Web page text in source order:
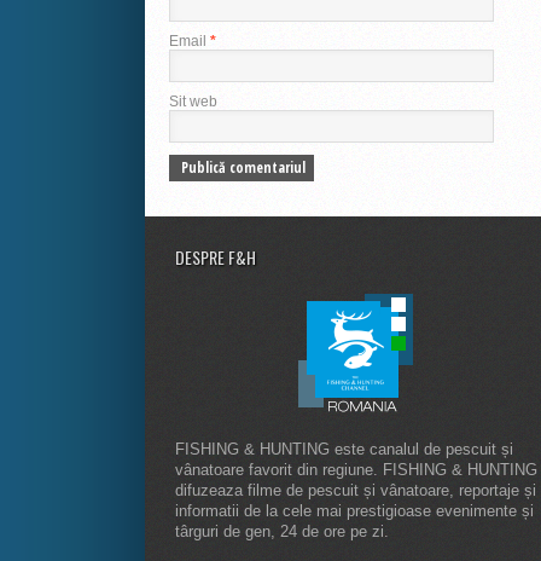
Email *
Sit web
DESPRE F&H
FISHING & HUNTING este canalul de pescuit și
vânatoare favorit din regiune. FISHING & HUNTING
difuzeaza filme de pescuit și vânatoare, reportaje și
informatii de la cele mai prestigioase evenimente și
târguri de gen, 24 de ore pe zi.